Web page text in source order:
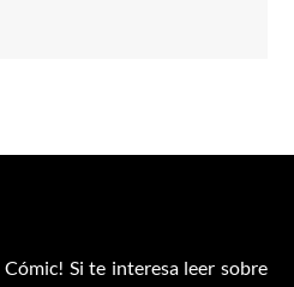
Si te interesa leer sobre